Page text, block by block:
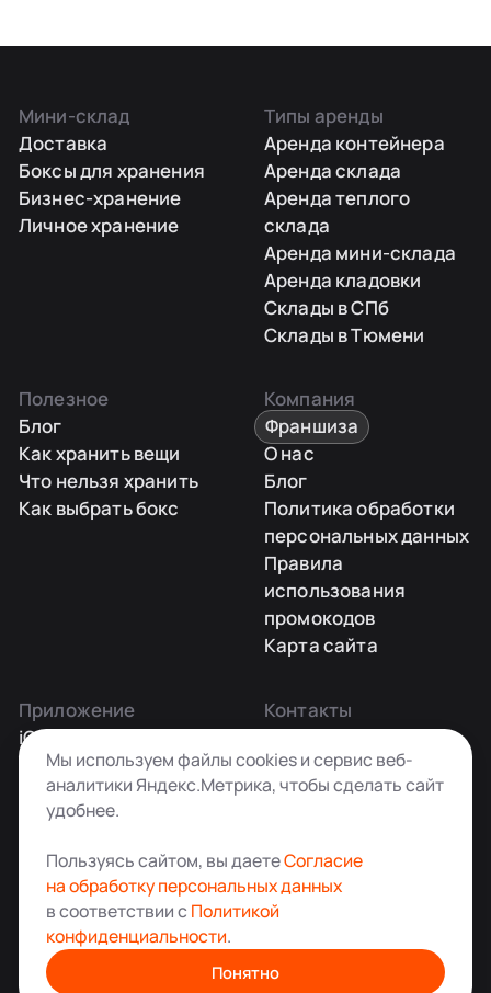
Мини-склад
Доставка
Боксы для хранения
Бизнес-хранение
Личное хранение
Типы аренды
Аренда контейнера
Аренда склада
Аренда теплого
склада
Аренда мини-склада
Аренда кладовки
Склады в СПб
Склады в Тюмени
Полезное
Блог
Как хранить вещи
Что нельзя хранить
Как выбрать бокс
Компания
Франшиза
О нас
Блог
Политика обработки
персональных данных
Правила
использования
промокодов
Карта сайта
Приложение
iOS
Android
Контакты
Заказать звонок
+7 495 181-55-45
info@kladovkin.ru
Аренда склада для хранения вещей в Москве
© ООО «Кладовкин» 2026. Все права защищены
Мы используем файлы cookies и сервис веб-
аналитики Яндекс.Метрика, чтобы сделать сайт
удобнее.
Пользуясь сайтом, вы даетеСогласие
на обработку персональных данных
в соответствии с Политикой
конфиденциальности.
Понятно